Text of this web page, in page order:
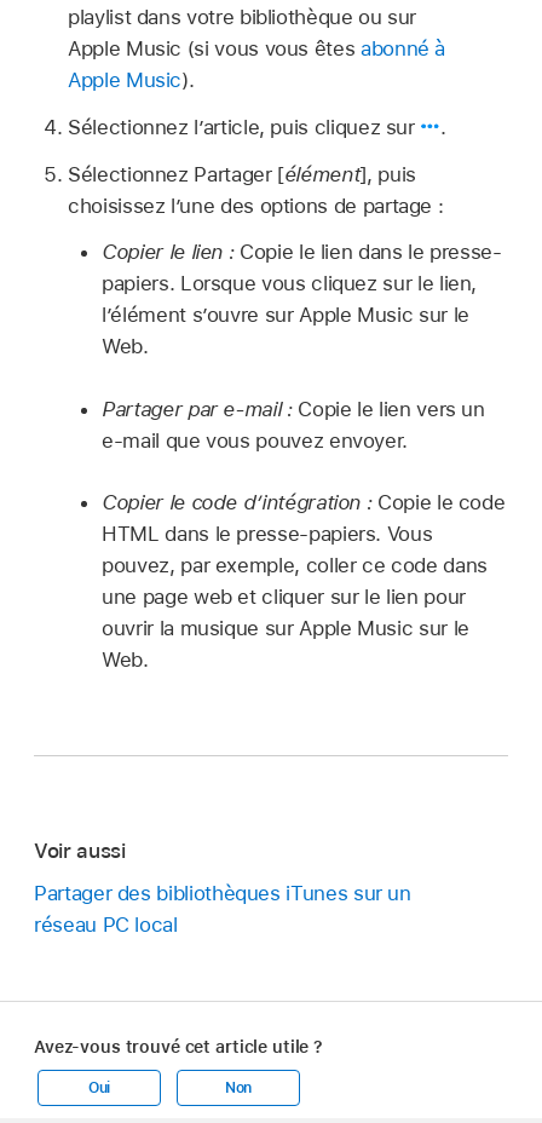
playlist dans votre bibliothèque ou sur
Apple Music (si vous vous êtes abonné à
Apple Music).
Sélectionnez l’article, puis cliquez sur
.
Sélectionnez Partager [élément], puis
choisissez l’une des options de partage :
Copier le lien : Copie le lien dans le presse-
papiers. Lorsque vous cliquez sur le lien,
l’élément s’ouvre sur Apple Music sur le
Web.
Partager par e-mail : Copie le lien vers un
e-mail que vous pouvez envoyer.
Copier le code d’intégration : Copie le code
HTML dans le presse-papiers. Vous
pouvez, par exemple, coller ce code dans
une page web et cliquer sur le lien pour
ouvrir la musique sur Apple Music sur le
Web.
Voir aussi
Partager des bibliothèques iTunes sur un
réseau PC local
Avez-vous trouvé cet article utile ?
Oui Non